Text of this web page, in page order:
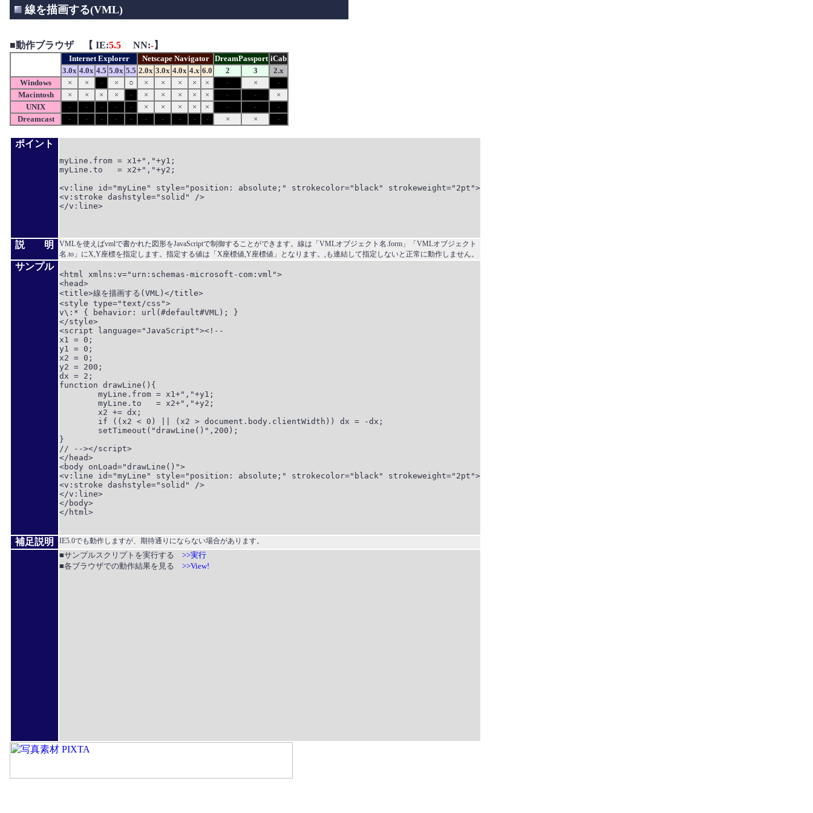
線を描画する(VML)
■動作ブラウザ 【 IE:5.5 NN:-】
Internet Explorer Netscape Navigator DreamPassport iCab
3.0x 4.0x 4.5 5.0x 5.5 2.0x 3.0x 4.0x 4.x 6.0 2 3
2.x
Windows
× × - × ○ × × × × × - ×
-
Macintosh
× × × × - × × × × × - -
×
UNIX
- - - - - × × × × × - -
-
Dreamcast
- - - - - - - - - - × × -
ポイント
myLine.from = x1+","+y1;
myLine.to   = x2+","+y2;
<v:line id="myLine" style="position: absolute;" strokecolor="black" strokeweight="2pt">
<v:stroke dashstyle="solid" />
</v:line>
説 明
VMLを使えばvmlで書かれた図形をJavaScriptで制御することができます。線は「VMLオブジェクト名.form」「VMLオブジェクト
名.to」にX,Y座標を指定します。指定する値は「X座標値,Y座標値」となります。,も連結して指定しないと正常に動作しません。
サンプル
<html xmlns:v="urn:schemas-microsoft-com:vml">
<head>
<title>線を描画する(VML)</title>
<style type="text/css">
v\:* { behavior: url(#default#VML); }
</style>
<script language="JavaScript"><!--
x1 = 0;
y1 = 0;
x2 = 0;
y2 = 200;
dx = 2;
function drawLine(){
}
// --></script>
</head>
<body onLoad="drawLine()">
<v:line id="myLine" style="position: absolute;" strokecolor="black" strokeweight="2pt">
<v:stroke dashstyle="solid" />
</v:line>
</body>
</html>
補足説明 IE5.0でも動作しますが、期待通りにならない場合があります。
■サンプルスクリプトを実行する >>実行
■各ブラウザでの動作結果を見る >>View!